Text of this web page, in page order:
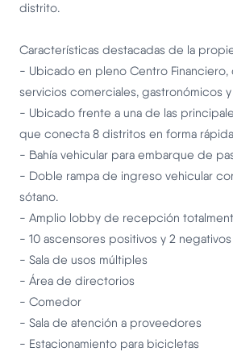
distrito.
Características destacadas de la
- Ubicado en pleno Centro
servicios comerciales, gastronómicos
- Ubicado frente a una de las
que conecta 8 distritos en forma
- Bahía vehicular para embarque de
- Doble rampa de ingreso vehicular
sótano.
- Amplio lobby de recepción
- 10 ascensores positivos y 2 negativos
- Sala de usos múltiples
- Área de directorios
- Comedor
- Sala de atención a proveedores
- Estacionamiento para bicicletas